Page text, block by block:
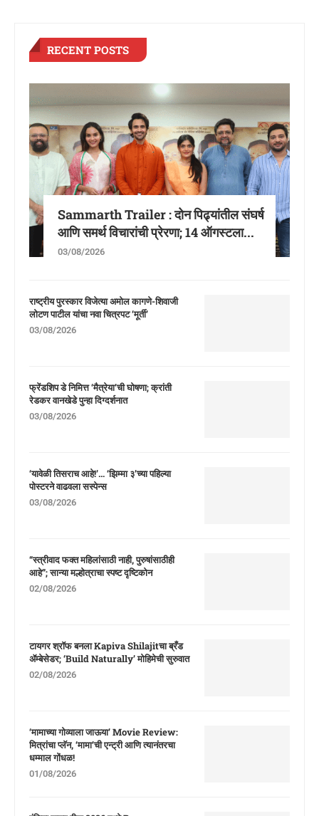
RECENT POSTS
Sammarth Trailer : दोन पिढ्यांतील संघर्ष
आणि समर्थ विचारांची प्रेरणा; 14 ऑगस्टला...
03/08/2026
राष्ट्रीय पुरस्कार विजेत्या अमोल कागणे-शिवाजी
लोटण पाटील यांचा नवा चित्रपट ‘मूर्ती’
03/08/2026
फ्रेंडशिप डे निमित्त ‘मैत्रेया’ची घोषणा; क्रांती
रेडकर वानखेडे पुन्हा दिग्दर्शनात
03/08/2026
‘यावेळी तिसराच आहे!’… ‘झिम्मा ३’च्या पहिल्या
पोस्टरने वाढवला सस्पेन्स
03/08/2026
“स्त्रीवाद फक्त महिलांसाठी नाही, पुरुषांसाठीही
आहे”; सान्या मल्होत्राचा स्पष्ट दृष्टिकोन
02/08/2026
टायगर श्रॉफ बनला Kapiva Shilajitचा ब्रँड
ॲम्बेसेडर; ‘Build Naturally’ मोहिमेची सुरुवात
02/08/2026
‘मामाच्या गोव्याला जाऊया’ Movie Review:
मित्रांचा प्लॅन, ‘मामा’ची एन्ट्री आणि त्यानंतरचा
धम्माल गोंधळ!
01/08/2026